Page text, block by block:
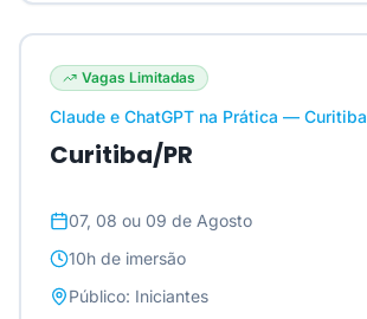
Vagas Limitadas
Claude e ChatGPT na Prática — Curitiba
Curitiba/PR
07, 08 ou 09 de Agosto
10h de imersão
Público: Iniciantes